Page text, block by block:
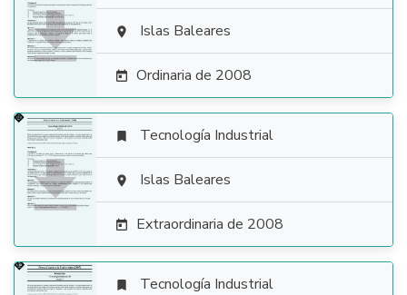
  Islas Baleares
 Ordinaria de 2008

 Tecnología Industrial
 Islas Baleares
 Extraordinaria de 2008
 Tecnología Industrial